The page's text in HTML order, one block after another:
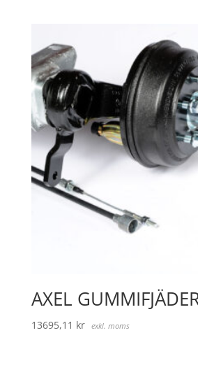
AXEL
13695,11 kr exkl. moms